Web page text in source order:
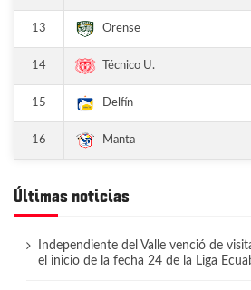
13 Orense
14 Técnico U.
15 Delfín
16 Manta
Últimas noticias
Independiente del Valle venció de
el inicio de la fecha 24 de la Liga